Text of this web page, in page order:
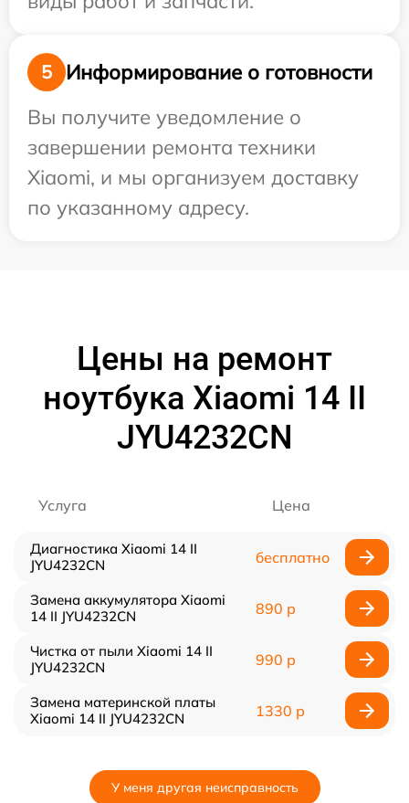
5
Информирование о готовности
Вы получите уведомление о
завершении ремонта техники
Xiaomi, и мы организуем доставку
по указанному адресу.
Цены на ремонт
ноутбука Xiaomi 14 II
JYU4232CN
Услуга Цена
Диагностика Xiaomi 14 II
JYU4232CN
бесплатно
Замена аккумулятора Xiaomi
14 II JYU4232CN
890 р
Чистка от пыли Xiaomi 14 II
JYU4232CN
990 р
Замена материнской платы
Xiaomi 14 II JYU4232CN
1330 р
У меня другая неисправность